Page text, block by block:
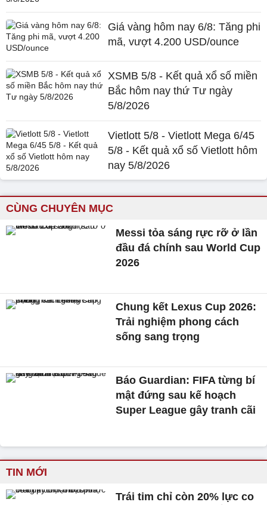
Giá vàng hôm nay 6/8: Tăng phi
mã, vượt 4.200 USD/ounce
XSMB 5/8 - Kết quả xổ số miền
Bắc hôm nay thứ Tư ngày
5/8/2026
Vietlott 5/8 - Vietlott Mega 6/45
5/8 - Kết quả xổ số Vietlott hôm
nay 5/8/2026
CÙNG CHUYÊN MỤC
Messi tỏa sáng rực rỡ ở lần
đầu đá chính sau World Cup
2026
Chung kết Lexus Cup 2026:
Trải nghiệm phong cách
sống sang trọng
Báo Guardian: FIFA từng bí
mật đứng sau kế hoạch
Super League gây tranh cãi
TIN MỚI
Trái tim chỉ còn 20% lực co